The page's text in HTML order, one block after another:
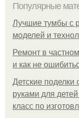
Популярные
Лучшие тумбы с
моделей и
Ремонт в
и как не
Детские
руками для
класс по